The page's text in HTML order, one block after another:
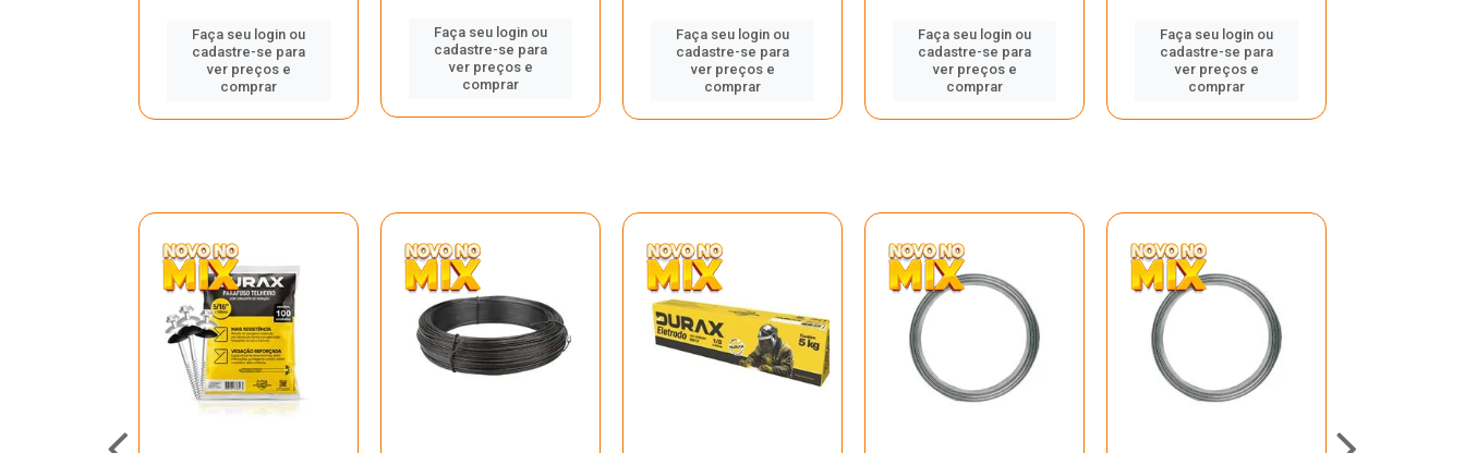
Faça seu login ou
cadastre-se para
ver preços e
comprar
Faça seu login ou
cadastre-se para
ver preços e
comprar
Faça seu login ou
cadastre-se para
ver preços e
comprar
Faça seu login ou
cadastre-se para
ver preços e
comprar
Faça seu login ou
cadastre-se para
ver preços e
comprar